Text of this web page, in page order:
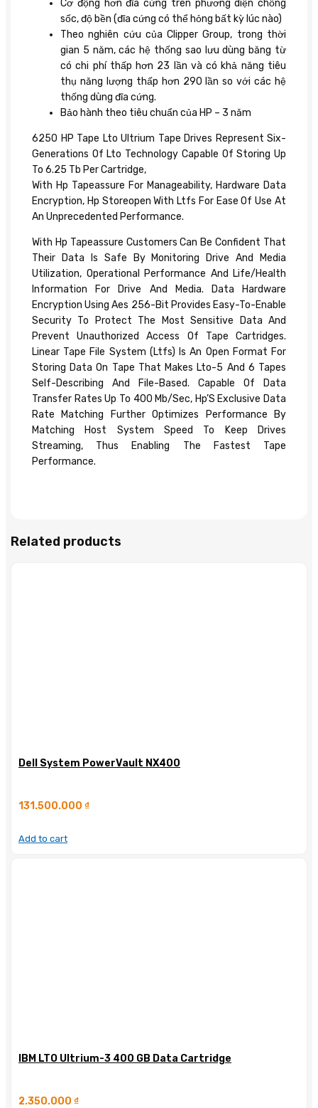
Cơ động hơn đĩa cứng trên phương diện chống
sốc, độ bền (đĩa cứng có thể hỏng bất kỳ lúc nào)
Theo nghiên cứu của Clipper Group, trong thời
gian 5 năm, các hệ thống sao lưu dùng băng từ
có chi phí thấp hơn 23 lần và có khả năng tiêu
thụ năng lượng thấp hơn 290 lần so với các hệ
thống dùng đĩa cứng.
Bảo hành theo tiêu chuẩn của HP – 3 năm
6250 HP Tape Lto Ultrium Tape Drives Represent Six-
Generations Of Lto Technology Capable Of Storing Up
To 6.25 Tb Per Cartridge,
With Hp Tapeassure For Manageability, Hardware Data
Encryption, Hp Storeopen With Ltfs For Ease Of Use At
An Unprecedented Performance.
With Hp Tapeassure Customers Can Be Confident That
Their Data Is Safe By Monitoring Drive And Media
Utilization, Operational Performance And Life/Health
Information For Drive And Media. Data Hardware
Encryption Using Aes 256-Bit Provides Easy-To-Enable
Security To Protect The Most Sensitive Data And
Prevent Unauthorized Access Of Tape Cartridges.
Linear Tape File System (Ltfs) Is An Open Format For
Storing Data On Tape That Makes Lto-5 And 6 Tapes
Self-Describing And File-Based. Capable Of Data
Transfer Rates Up To 400 Mb/Sec, Hp’S Exclusive Data
Rate Matching Further Optimizes Performance By
Matching Host System Speed To Keep Drives
Streaming, Thus Enabling The Fastest Tape
Performance.
Related products
Dell System PowerVault NX400
131.500.000 ₫
Add to cart
IBM LTO Ultrium-3 400 GB Data Cartridge
2.350.000 ₫